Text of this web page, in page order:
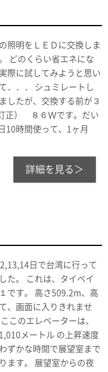
照明をＬＥＤに交換しま
どのくらい省エネにな
際に試してみようと思い
．．． シュミレートし
したが、交換する前が３
正） ８６Ｗです。だい
10時間使って、1ヶ月
詳細を見る＞
日で台湾に行って
た。 これは、タイペイ
です。 高さ509.2m、高
、画面に入りきれませ
このエレベーターは、
メートル の上昇速度
ずかな時間で展望室まで
ります。 展望室からの夜